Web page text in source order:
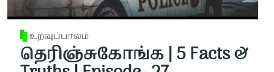
உறவுப்பாலம்
தெரிஞ்சுகோங்க | 5 Facts &